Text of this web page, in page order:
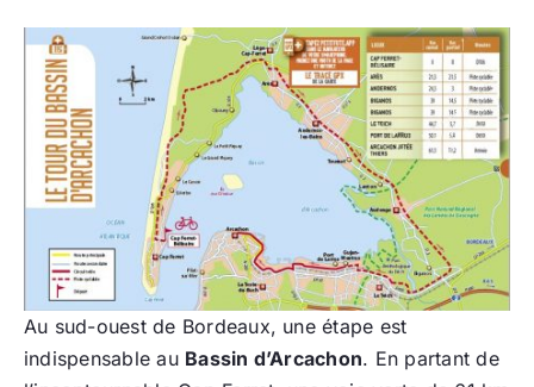
Au sud-ouest de Bordeaux, une étape est
indispensable au Bassin d’Arcachon. En partant de